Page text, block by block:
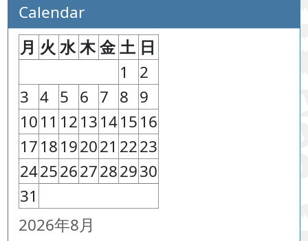
Calendar
2026年8月
月 火 水木金 土 日
1
2
3 4 5 6 7 8 9
1011 1213141516
1718192021 2223
24252627282930
31